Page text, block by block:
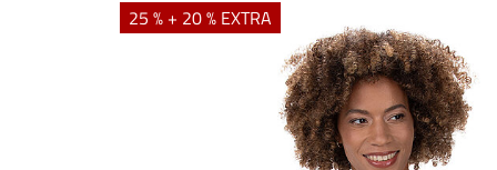
25 % + 20 % EXTRA